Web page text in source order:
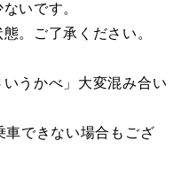
いです。
。ご了承ください。
うかべ」大変混み合い
車できない場合もござ